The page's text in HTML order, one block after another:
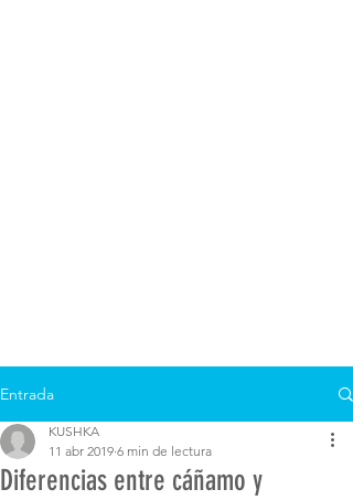
Entrada
Diferencias entre cáñamo y
KUSHKA
11 abr 2019 6 min de lectura